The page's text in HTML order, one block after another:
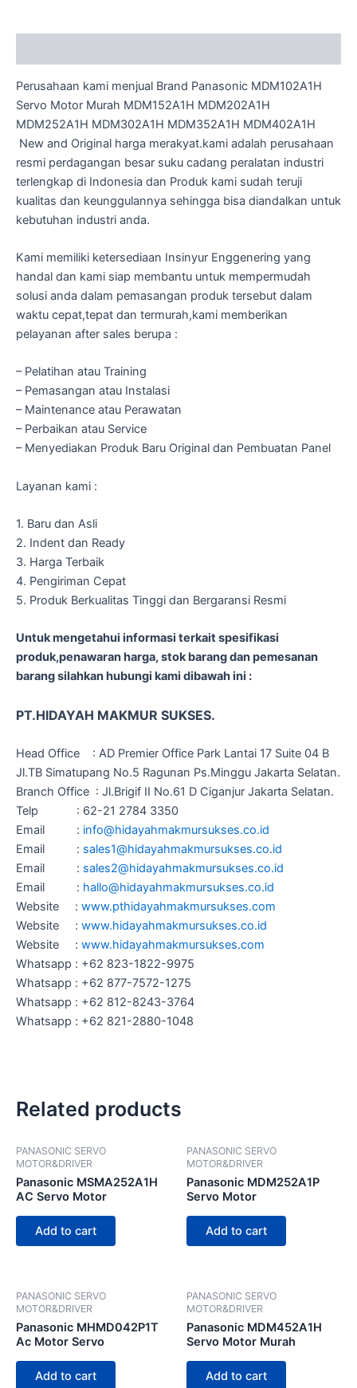
Perusahaan kami menjual Brand Panasonic MDM102A1H
Servo Motor Murah MDM152A1H MDM202A1H
MDM252A1H MDM302A1H MDM352A1H MDM402A1H
New and Original harga merakyat.kami adalah perusahaan
resmi perdagangan besar suku cadang peralatan industri
terlengkap di Indonesia dan Produk kami sudah teruji
kualitas dan keunggulannya sehingga bisa diandalkan untuk
kebutuhan industri anda.
Kami memiliki ketersediaan Insinyur Enggenering yang
handal dan kami siap membantu untuk mempermudah
solusi anda dalam pemasangan produk tersebut dalam
waktu cepat,tepat dan termurah,kami memberikan
pelayanan after sales berupa :
– Pelatihan atau Training
– Pemasangan atau Instalasi
– Maintenance atau Perawatan
– Perbaikan atau Service
– Menyediakan Produk Baru Original dan Pembuatan Panel
Layanan kami :
1. Baru dan Asli
2. Indent dan Ready
3. Harga Terbaik
4. Pengiriman Cepat
5. Produk Berkualitas Tinggi dan Bergaransi Resmi
Untuk mengetahui informasi terkait spesifikasi
produk,penawaran harga, stok barang dan pemesanan
barang silahkan hubungi kami dibawah ini :
PT.HIDAYAH MAKMUR SUKSES.
Head Office : AD Premier Office Park Lantai 17 Suite 04 B
Jl.TB Simatupang No.5 Ragunan Ps.Minggu Jakarta Selatan.
Branch Office : Jl.Brigif II No.61 D Ciganjur Jakarta Selatan.
Telp : 62-21 2784 3350
Email : info@hidayahmakmursukses.co.id
Email : sales1@hidayahmakmursukses.co.id
Email : sales2@hidayahmakmursukses.co.id
Email : hallo@hidayahmakmursukses.co.id
Website : www.pthidayahmakmursukses.com
Website : www.hidayahmakmursukses.co.id
Website : www.hidayahmakmursukses.com
Whatsapp : +62 823-1822-9975
Whatsapp : +62 877-7572-1275
Whatsapp : +62 812-8243-3764
Whatsapp : +62 821-2880-1048
Related products
PANASONIC SERVO
MOTOR&DRIVER
Panasonic MSMA252A1H
AC Servo Motor
Add to cart
PANASONIC SERVO
MOTOR&DRIVER
Panasonic MDM252A1P
Servo Motor
Add to cart
PANASONIC SERVO
MOTOR&DRIVER
Panasonic MHMD042P1T
Ac Motor Servo
Add to cart
PANASONIC SERVO
MOTOR&DRIVER
Panasonic MDM452A1H
Servo Motor Murah
Add to cart